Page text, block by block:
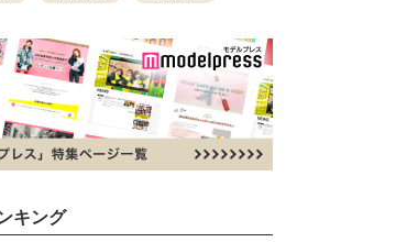
キング